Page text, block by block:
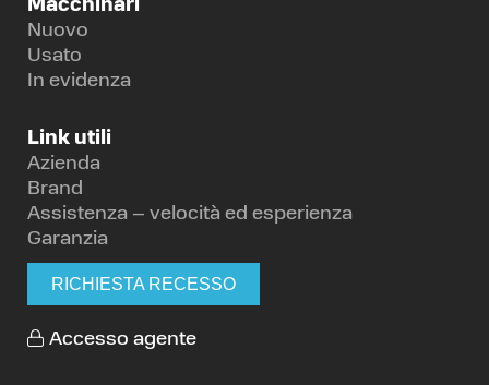
Macchinari
Nuovo
Usato
In evidenza
Link utili
Azienda
Brand
Assistenza – velocità ed esperienza
Garanzia
RICHIESTA RECESSO
Accesso agente